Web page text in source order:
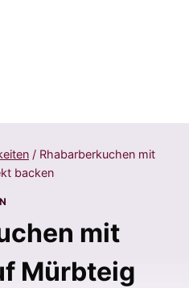
/ Rhabarberkuchen mit
backen
mit
Mürbteig